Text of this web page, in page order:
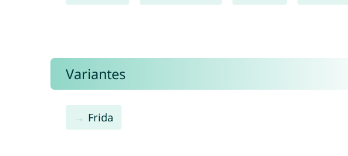
Variantes
Frida